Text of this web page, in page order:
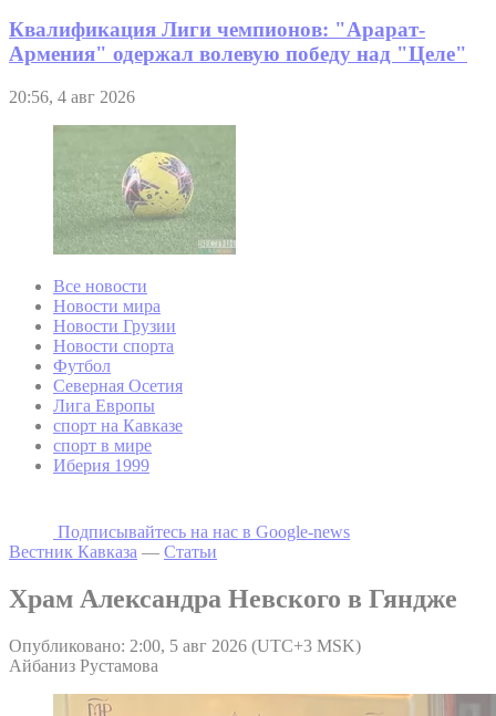
Квалификация Лиги чемпионов: "Арарат-
Армения" одержал волевую победу над "Целе"
20:56, 4 авг 2026
Все новости
Новости мира
Новости Грузии
Новости спорта
Футбол
Северная Осетия
Лига Европы
спорт на Кавказе
спорт в мире
Иберия 1999
Подписывайтесь на наc в Google-news
Вестник Кавказа — Статьи
Храм Александра Невского в Гяндже
Опубликовано: 2:00, 5 авг 2026 (UTC+3 MSK)
Айбаниз Рустамова